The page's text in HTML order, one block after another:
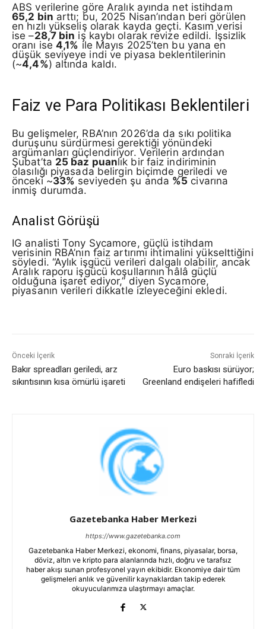
ABS verilerine göre Aralık ayında net istihdam
65,2 bin arttı; bu, 2025 Nisan’ından beri görülen
en hızlı yükseliş olarak kayda geçti. Kasım verisi
ise –28,7 bin iş kaybı olarak revize edildi. İşsizlik
oranı ise 4,1% ile Mayıs 2025’ten bu yana en
düşük seviyeye indi ve piyasa beklentilerinin
(~4,4%) altında kaldı.
Faiz ve Para Politikası Beklentileri
Bu gelişmeler, RBA’nın 2026’da da sıkı politika
duruşunu sürdürmesi gerektiği yönündeki
argümanları güçlendiriyor. Verilerin ardından
Şubat’ta 25 baz puanlık bir faiz indiriminin
olasılığı piyasada belirgin biçimde geriledi ve
önceki ~33% seviyeden şu anda %5 civarına
inmiş durumda.
Analist Görüşü
IG analisti Tony Sycamore, güçlü istihdam
verisinin RBA’nın faiz artırımı ihtimalini yükselttiğini
söyledi. “Aylık işgücü verileri dalgalı olabilir, ancak
Aralık raporu işgücü koşullarının hâlâ güçlü
olduğuna işaret ediyor,” diyen Sycamore,
piyasanın verileri dikkatle izleyeceğini ekledi.
Önceki İçerik
Bakır spreadları geriledi, arz
sıkıntısının kısa ömürlü işareti
Sonraki İçerik
Euro baskısı sürüyor;
Greenland endişeleri hafifledi
Gazetebanka Haber Merkezi
https://www.gazetebanka.com
Gazetebanka Haber Merkezi, ekonomi, finans, piyasalar, borsa,
döviz, altın ve kripto para alanlarında hızlı, doğru ve tarafsız
haber akışı sunan profesyonel yayın ekibidir. Ekonomiye dair tüm
gelişmeleri anlık ve güvenilir kaynaklardan takip ederek
okuyucularımıza ulaştırmayı amaçlar.